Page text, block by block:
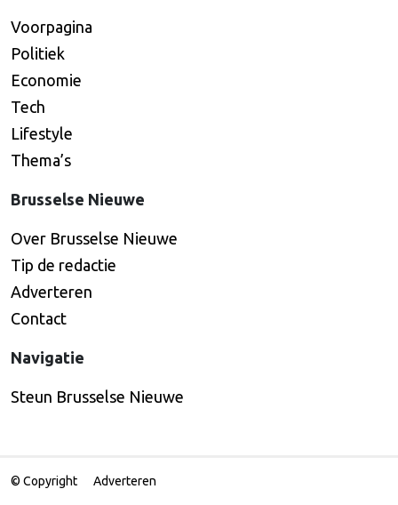
Voorpagina
Politiek
Economie
Tech
Lifestyle
Thema’s
Brusselse Nieuwe
Over Brusselse Nieuwe
Tip de redactie
Adverteren
Contact
Navigatie
Steun Brusselse Nieuwe
© Copyright Adverteren